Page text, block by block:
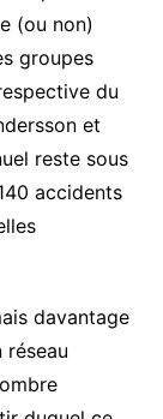
(ou non)
groupes
du
et
reste sous
accidents
davantage